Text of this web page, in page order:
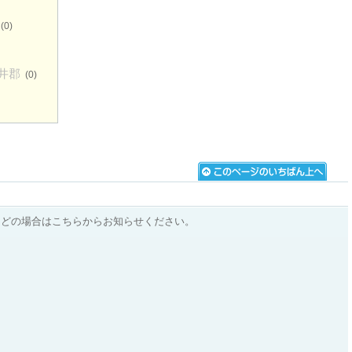
(0)
郡 (0)
の場合はこちらからお知らせください。